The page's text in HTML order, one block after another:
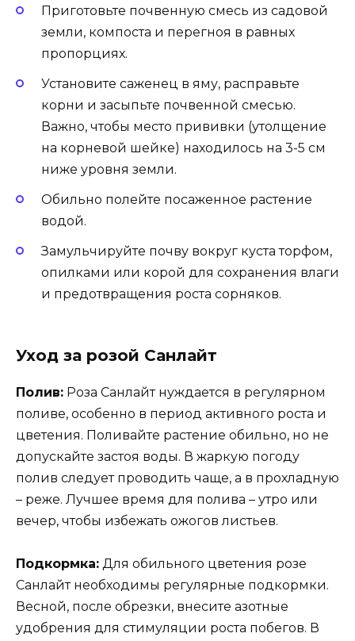
Приготовьте почвенную смесь из садовой
земли, компоста и перегноя в равных
пропорциях.
Установите саженец в яму, расправьте
корни и засыпьте почвенной смесью.
Важно, чтобы место прививки (утолщение
на корневой шейке) находилось на 3-5 см
ниже уровня земли.
Обильно полейте посаженное растение
водой.
Замульчируйте почву вокруг куста торфом,
опилками или корой для сохранения влаги
и предотвращения роста сорняков.
Уход за розой Санлайт
Полив: Роза Санлайт нуждается в регулярном
поливе, особенно в период активного роста и
цветения. Поливайте растение обильно, но не
допускайте застоя воды. В жаркую погоду
полив следует проводить чаще, а в прохладную
– реже. Лучшее время для полива – утро или
вечер, чтобы избежать ожогов листьев.
Подкормка: Для обильного цветения розе
Санлайт необходимы регулярные подкормки.
Весной, после обрезки, внесите азотные
удобрения для стимуляции роста побегов. В